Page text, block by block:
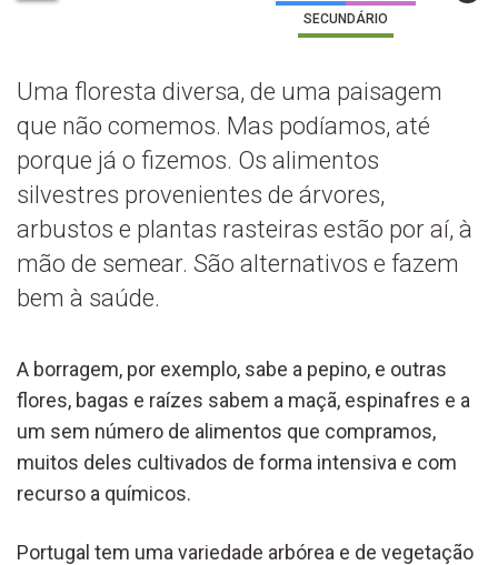
SECUNDÁRIO
Uma floresta diversa, de uma paisagem
que não comemos. Mas podíamos, até
porque já o fizemos. Os alimentos
silvestres provenientes de árvores,
arbustos e plantas rasteiras estão por aí, à
mão de semear. São alternativos e fazem
bem à saúde.
A borragem, por exemplo, sabe a pepino, e outras
flores, bagas e raízes sabem a maçã, espinafres e a
um sem número de alimentos que compramos,
muitos deles cultivados de forma intensiva e com
recurso a químicos.
Portugal tem uma variedade arbórea e de vegetação